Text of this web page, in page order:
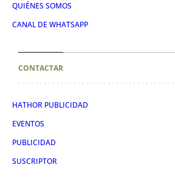
QUIÉNES SOMOS
CANAL DE WHATSAPP
CONTACTAR
HATHOR PUBLICIDAD
EVENTOS
PUBLICIDAD
SUSCRIPTOR